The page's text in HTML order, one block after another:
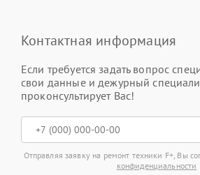
Контактная информация
Если требуется задать вопрос
свои данные и дежурный
проконсультирует Вас!
Отправляя заявку на ремонт техники F+, Вы
конфиденциальности